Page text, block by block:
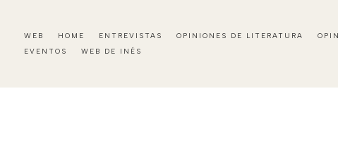
WEB HOME ENTREVISTAS OPINIONES DE LITERATURA
EVENTOS
WEB DE INÉS